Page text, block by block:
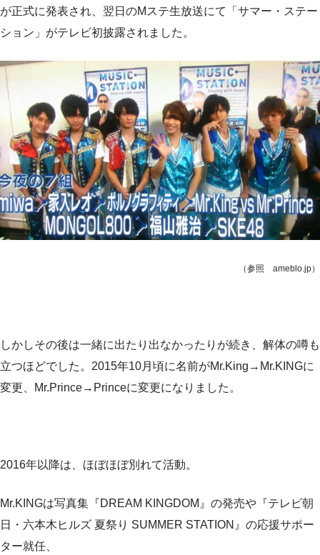
が正式に発表され、翌日のMステ生放送にて「サマー・ステー
ション」がテレビ初披露されました。
（参照 ameblo.jp）
しかしその後は一緒に出たり出なかったりが続き、解体の噂も
立つほどでした。2015年10月頃に名前がMr.King→Mr.KINGに
変更、Mr.Prince→Princeに変更になりました。
2016年以降は、ほぼほぼ別れて活動。
Mr.KINGは写真集『DREAM KINGDOM』の発売や『テレビ朝
日・六本木ヒルズ 夏祭り SUMMER STATION』の応援サポー
ター就任、